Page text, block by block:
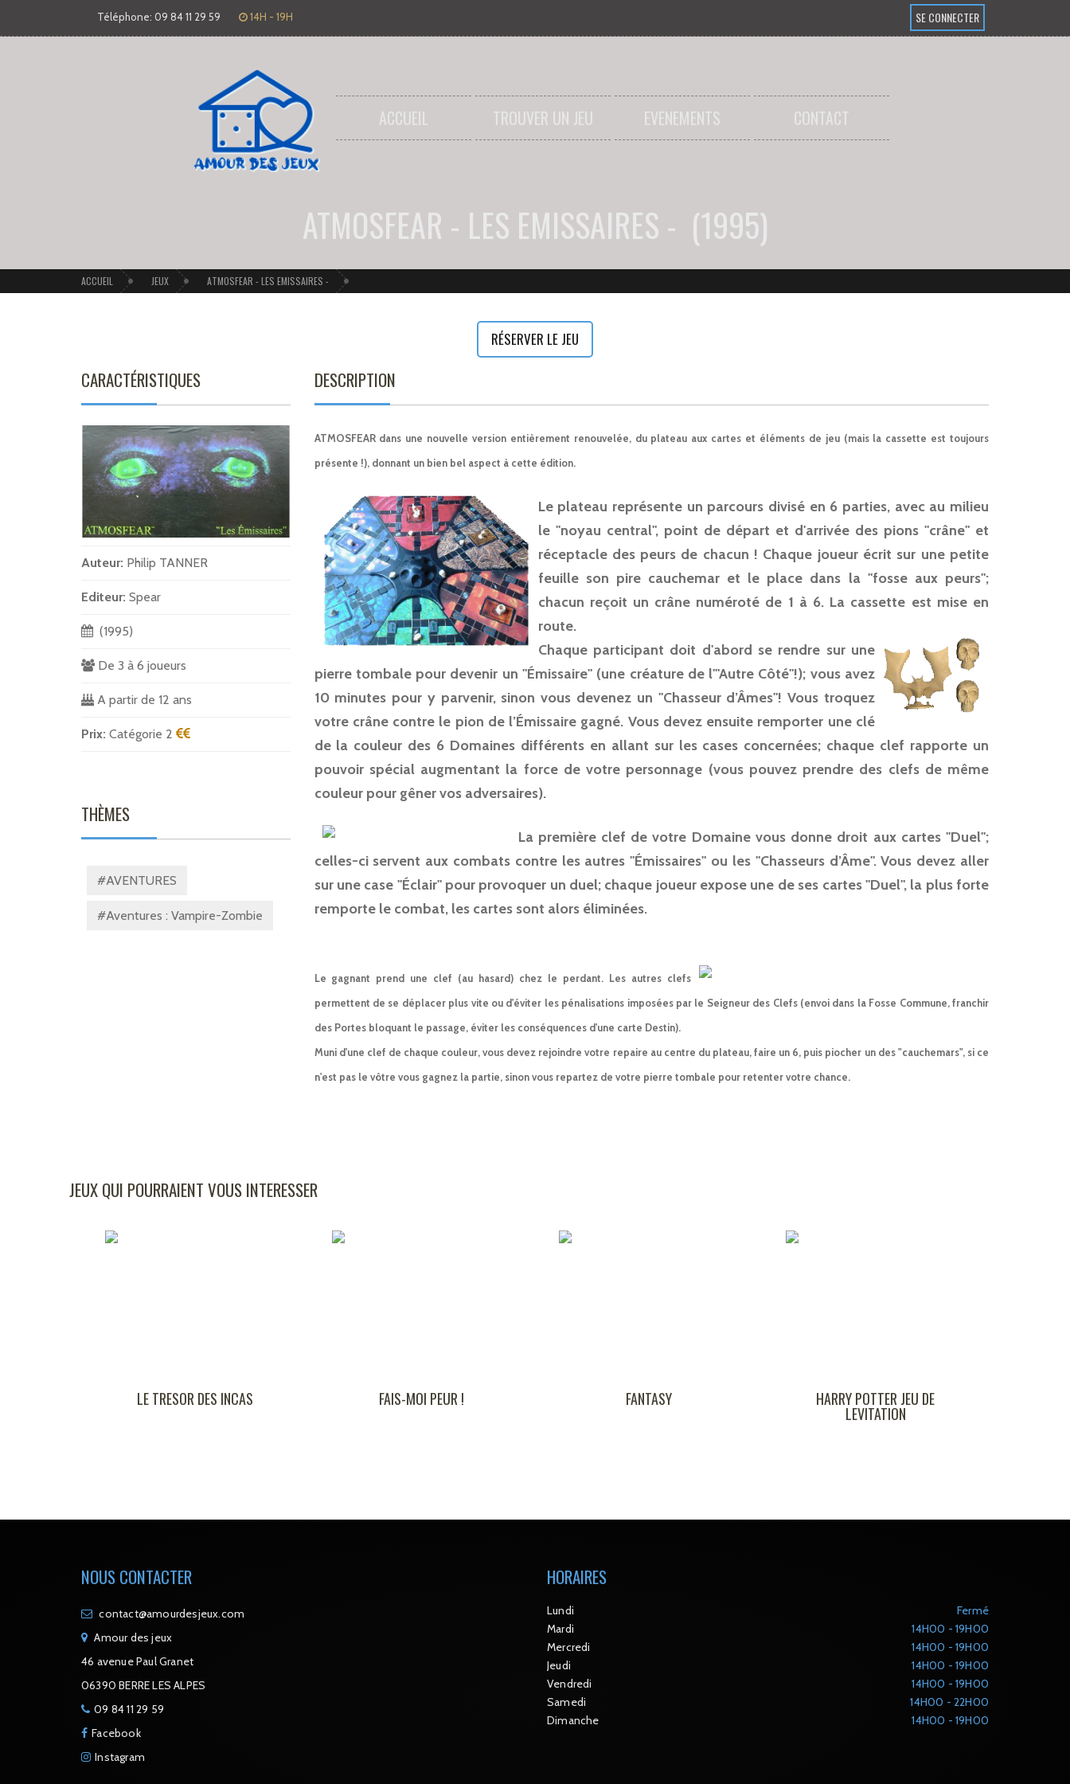
Téléphone: 09 84 11 29 59 14H - 19H SE CONNECTER
ACCUEIL TROUVER UN JEU EVENEMENTS CONTACT
ATMOSFEAR - LES EMISSAIRES - (1995)
ACCUEIL JEUX ATMOSFEAR - LES EMISSAIRES -
RÉSERVER LE JEU
CARACTÉRISTIQUES
Auteur: Philip TANNER
Editeur: Spear
(1995)
De 3 à 6 joueurs
A partir de 12 ans
Prix: Catégorie 2
THÈMES
#AVENTURES
#Aventures : Vampire-Zombie
DESCRIPTION
ATMOSFEAR dans une nouvelle version entièrement renouvelée, du plateau aux cartes et éléments de jeu (mais la cassette est toujours
présente !), donnant un bien bel aspect à cette édition.
Le plateau représente un parcours divisé en 6 parties, avec au milieu
le "noyau central", point de départ et d'arrivée des pions "crâne" et
réceptacle des peurs de chacun ! Chaque joueur écrit sur une petite
feuille son pire cauchemar et le place dans la "fosse aux peurs";
chacun reçoit un crâne numéroté de 1 à 6. La cassette est mise en
route.
Chaque participant doit d'abord se rendre sur une
pierre tombale pour devenir un "Émissaire" (une créature de l'"Autre Côté"!); vous avez
10 minutes pour y parvenir, sinon vous devenez un "Chasseur d’Âmes"! Vous troquez
votre crâne contre le pion de l’Émissaire gagné. Vous devez ensuite remporter une clé
de la couleur des 6 Domaines différents en allant sur les cases concernées; chaque clef rapporte un
pouvoir spécial augmentant la force de votre personnage (vous pouvez prendre des clefs de même
couleur pour gêner vos adversaires).
La première clef de votre Domaine vous donne droit aux cartes "Duel";
celles-ci servent aux combats contre les autres "Émissaires" ou les "Chasseurs d’Âme". Vous devez aller
sur une case "Éclair" pour provoquer un duel; chaque joueur expose une de ses cartes "Duel", la plus forte
remporte le combat, les cartes sont alors éliminées.
Le gagnant prend une clef (au hasard) chez le perdant. Les autres clefs
permettent de se déplacer plus vite ou d'éviter les pénalisations imposées par le Seigneur des Clefs (envoi dans la Fosse Commune, franchir
des Portes bloquant le passage, éviter les conséquences d'une carte Destin).
Muni d'une clef de chaque couleur, vous devez rejoindre votre repaire au centre du plateau, faire un 6, puis piocher un des "cauchemars", si ce
n'est pas le vôtre vous gagnez la partie, sinon vous repartez de votre pierre tombale pour retenter votre chance.
JEUX QUI POURRAIENT VOUS INTERESSER
LE TRESOR DES INCAS FAIS-MOI PEUR ! HARRY POTTER JEU DE
NOUS CONTACTER
contact@amourdesjeux.com
Amour des jeux
46 avenue Paul Granet
06390 BERRE LES ALPES
09 84 11 29 59
Facebook
Instagram
HORAIRES
Lundi
Fermé
Mardi
14H00 - 19H00
Mercredi
14H00 - 19H00
Jeudi
14H00 - 19H00
Vendredi
14H00 - 19H00
Samedi
14H00 - 22H00
Dimanche
14H00 - 19H00